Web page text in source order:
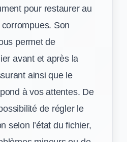
pour restaurer au
Son
permet de
avant et après la
ainsi que le
à vos attentes. De
de régler le
selon l’état du fichier,